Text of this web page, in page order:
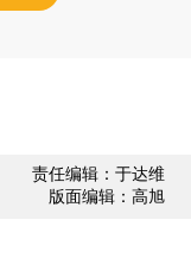
责任编辑：于达维
版面编辑：高旭